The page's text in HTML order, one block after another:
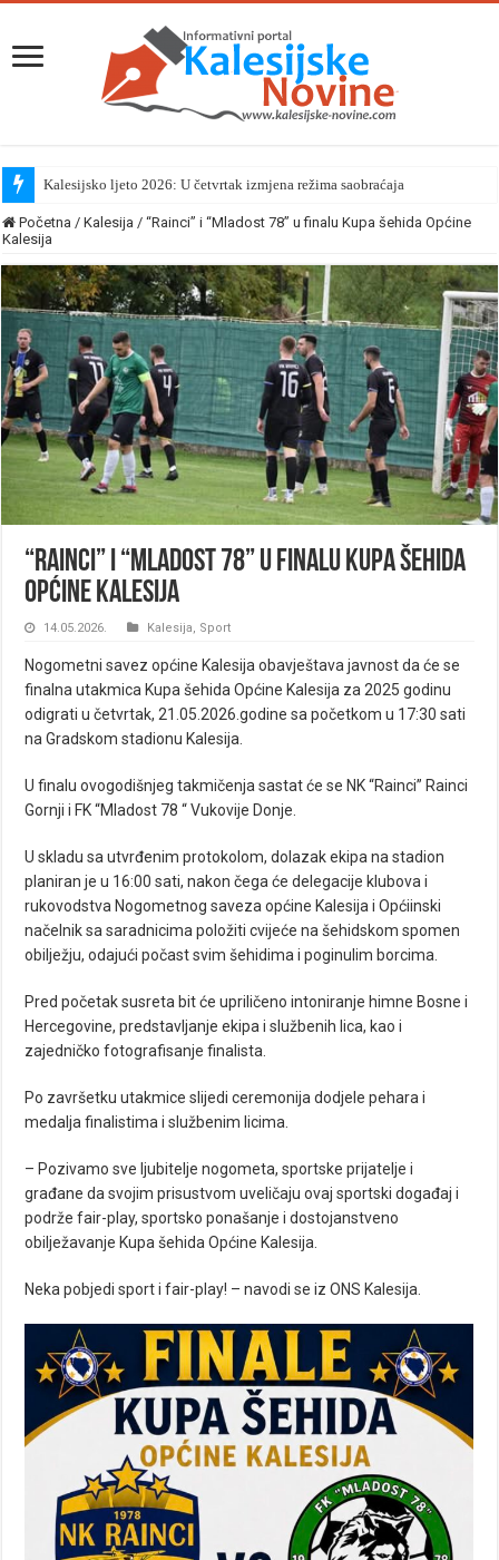
Kalesijsko ljeto 2026: U četvrtak izmjena režima saobraćaja
Početna / Kalesija / “Rainci” i “Mladost 78” u finalu Kupa šehida Općine
Kalesija
“Rainci” i “Mladost 78” u finalu Kupa šehida
Općine Kalesija
14.05.2026. Kalesija Sport
Nogometni savez općine Kalesija obavještava javnost da će se
finalna utakmica Kupa šehida Općine Kalesija za 2025 godinu
odigrati u četvrtak, 21.05.2026.godine sa početkom u 17:30 sati
na Gradskom stadionu Kalesija.
U finalu ovogodišnjeg takmičenja sastat će se NK “Rainci” Rainci
Gornji i FK “Mladost 78 “ Vukovije Donje.
U skladu sa utvrđenim protokolom, dolazak ekipa na stadion
planiran je u 16:00 sati, nakon čega će delegacije klubova i
rukovodstva Nogometnog saveza općine Kalesija i Općiinski
načelnik sa saradnicima položiti cvijeće na šehidskom spomen
obilježju, odajući počast svim šehidima i poginulim borcima.
Pred početak susreta bit će upriličeno intoniranje himne Bosne i
Hercegovine, predstavljanje ekipa i službenih lica, kao i
zajedničko fotografisanje finalista.
Po završetku utakmice slijedi ceremonija dodjele pehara i
medalja finalistima i službenim licima.
– Pozivamo sve ljubitelje nogometa, sportske prijatelje i
građane da svojim prisustvom uveličaju ovaj sportski događaj i
podrže fair-play, sportsko ponašanje i dostojanstveno
obilježavanje Kupa šehida Općine Kalesija.
Neka pobjedi sport i fair-play! – navodi se iz ONS Kalesija.